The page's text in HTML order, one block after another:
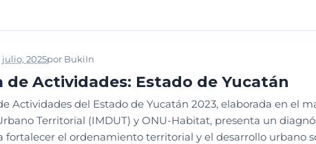
julio, 2025por BukiIn
de Actividades: Estado de Yucatán
Actividades del Estado de Yucatán 2023, elaborada en el
Territorial (IMDUT) y ONU-Habitat, presenta un
fortalecer el ordenamiento territorial y el desarrollo urbano